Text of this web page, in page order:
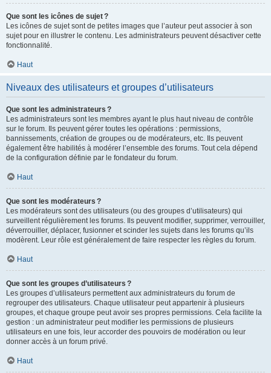
Que sont les icônes de sujet ?
Les icônes de sujet sont de petites images que l’auteur peut associer à son
sujet pour en illustrer le contenu. Les administrateurs peuvent désactiver cette
fonctionnalité.
Haut
Niveaux des utilisateurs et groupes d’utilisateurs
Que sont les administrateurs ?
Les administrateurs sont les membres ayant le plus haut niveau de contrôle
sur le forum. Ils peuvent gérer toutes les opérations : permissions,
bannissements, création de groupes ou de modérateurs, etc. Ils peuvent
également être habilités à modérer l’ensemble des forums. Tout cela dépend
de la configuration définie par le fondateur du forum.
Haut
Que sont les modérateurs ?
Les modérateurs sont des utilisateurs (ou des groupes d’utilisateurs) qui
surveillent régulièrement les forums. Ils peuvent modifier, supprimer, verrouiller,
déverrouiller, déplacer, fusionner et scinder les sujets dans les forums qu’ils
modèrent. Leur rôle est généralement de faire respecter les règles du forum.
Haut
Que sont les groupes d’utilisateurs ?
Les groupes d’utilisateurs permettent aux administrateurs du forum de
regrouper des utilisateurs. Chaque utilisateur peut appartenir à plusieurs
groupes, et chaque groupe peut avoir ses propres permissions. Cela facilite la
gestion : un administrateur peut modifier les permissions de plusieurs
utilisateurs en une fois, leur accorder des pouvoirs de modération ou leur
donner accès à un forum privé.
Haut